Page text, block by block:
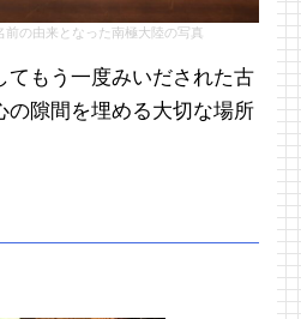
前の由来となった南極大陸の写真
てもう一度みいだされた古
の隙間を埋める大切な場所